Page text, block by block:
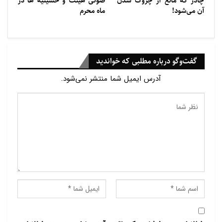
است. اگرچه جمعیت قابل توجهی از مسلمانان در چین
نبود نظارت دقیق بر این فرآیند، اطمینان از حلال بودن
گوشت‌های وارداتی را با مشکل مواجه می‌کند.
رپورتاژ آگهی| برنامه‌ریزی سفری ایده‌آل به مشهد
مقدس
آن می‌شود!
ماه محرم
گفت‌وگو درباره مطلبی که خواندید
آدرس ایمیل شما منتشر نمی‌شود.